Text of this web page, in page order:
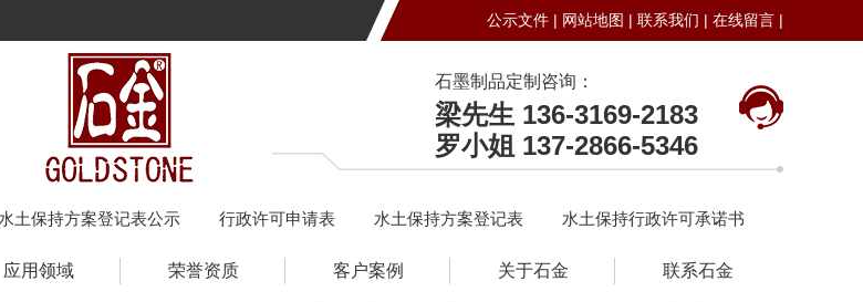
公示文件 | 网站地图 | 联系我们 | 在线留言 |
石墨制品定制咨询：
梁先生 136-3169-2183
罗小姐 137-2866-5346
水土保持行政许可承诺书
水土保持方案登记表
行政许可申请表
土保持方案登记表公示
应用领域 荣誉资质 客户案例 关于石金 联系石金